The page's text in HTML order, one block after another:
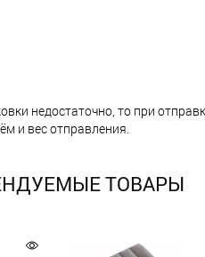
недостаточно, то при
и вес отправления.
ТОВАРЫ